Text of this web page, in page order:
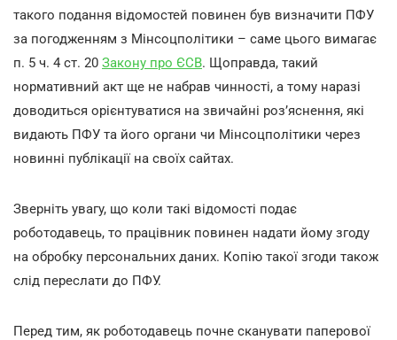
такого подання відомостей повинен був визначити ПФУ
за погодженням з Мінсоцполітики – саме цього вимагає
п. 5 ч. 4 ст. 20 Закону про ЄСВ. Щоправда, такий
нормативний акт ще не набрав чинності, а тому наразі
доводиться орієнтуватися на звичайні роз’яснення, які
видають ПФУ та його органи чи Мінсоцполітики через
новинні публікації на своїх сайтах.
Зверніть увагу, що коли такі відомості подає
роботодавець, то працівник повинен надати йому згоду
на обробку персональних даних. Копію такої згоди також
слід переслати до ПФУ.
Перед тим, як роботодавець почне сканувати паперової